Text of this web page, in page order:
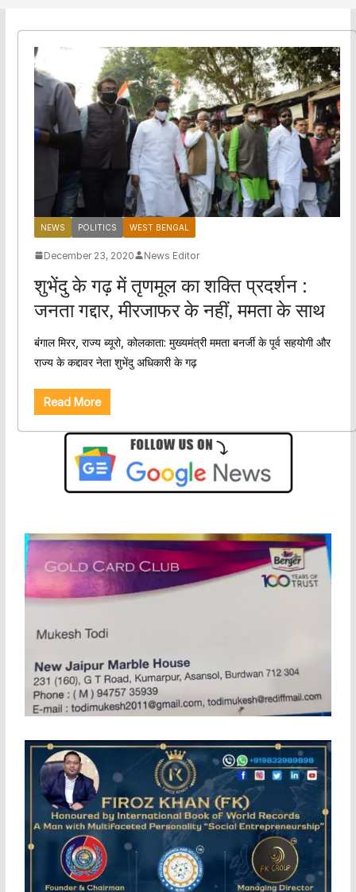
NEWS POLITICS WEST BENGAL
December 23, 2020 News Editor
शुभेंदु के गढ़ में तृणमूल का शक्ति प्रदर्शन :
जनता गद्दार, मीरजाफर के नहीं, ममता के साथ
बंंगाल मिरर, राज्य ब्यूरो, कोलकाता: मुख्यमंत्री ममता बनर्जी के पूर्व सहयोगी‌ और
राज्य के कद्दावर नेता शुभेंदु अधिकारी के गढ़
Read More